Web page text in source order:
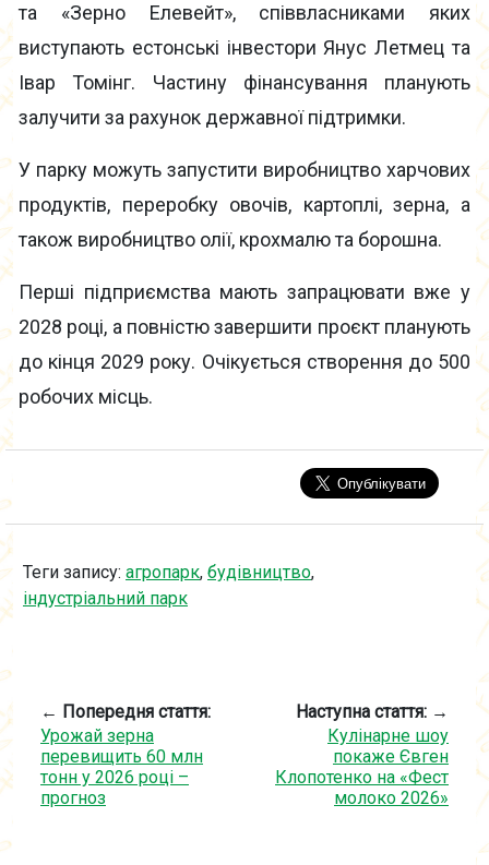
та «Зерно Елевейт», співвласниками яких
виступають естонські інвестори Янус Летмец та
Івар Томінг. Частину фінансування планують
залучити за рахунок державної підтримки.
У парку можуть запустити виробництво харчових
продуктів, переробку овочів, картоплі, зерна, а
також виробництво олії, крохмалю та борошна.
Перші підприємства мають запрацювати вже у
2028 році, а повністю завершити проєкт планують
до кінця 2029 року. Очікується створення до 500
робочих місць.
Теги запису: агропарк, будівництво,
індустріальний парк
← Попередня стаття:
Урожай зерна
перевищить 60 млн
тонн у 2026 році –
прогноз
Наступна стаття: →
Кулінарне шоу
покаже Євген
Клопотенко на «Фест
молоко 2026»